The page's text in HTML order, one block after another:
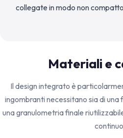
collegate in modo non
Materiali e
Il design integrato è
ingombranti necessitano sia di una
una granulometria finale